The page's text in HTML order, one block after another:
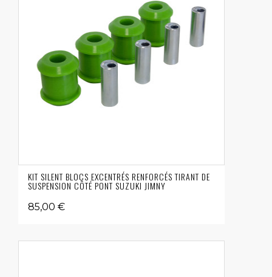
KIT SILENT BLOCS EXCENTRÉS RENFORCÉS TIRANT DE
SUSPENSION CÔTÉ PONT SUZUKI JIMNY
85,00 €